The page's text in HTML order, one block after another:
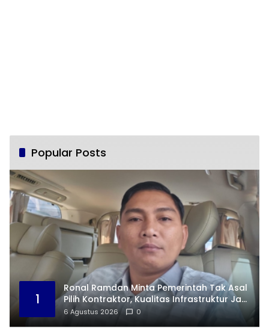
Popular Posts
1
Ronal Ramdan Minta Pemerintah Tak Asal
Pilih Kontraktor, Kualitas Infrastruktur Jadi
Taruhan
6 Agustus 2026 0